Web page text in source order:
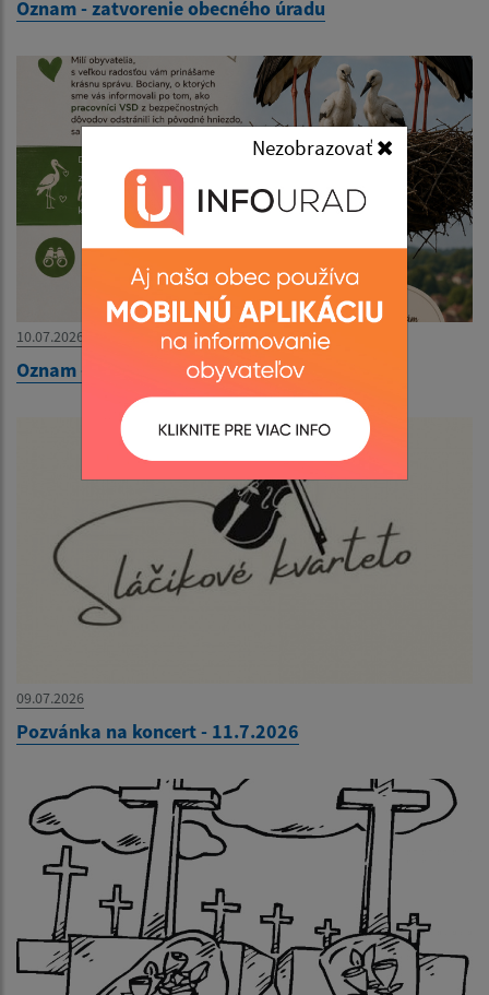
Nezobrazovať
Oznam - zatvorenie obecného úradu
10.07.2026
Oznam - Bociany
09.07.2026
Pozvánka na koncert - 11.7.2026